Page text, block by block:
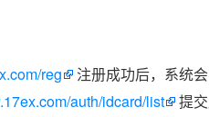
reg
注册成功后，系统
auth/idcard/list
提